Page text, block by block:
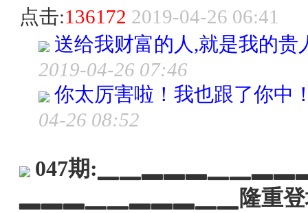
点击:136172 2019-04-26 06:41
送给我财富的人,就是我的
2019-04-26 07:46
你太厉害啦！我也跟了你中
04-26 08:52
047期
▂▂▂▁▁▂▂▂▁▁隆重登场